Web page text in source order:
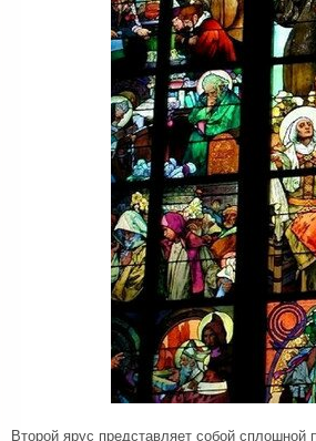
Второй ярус представляет собой сплошной